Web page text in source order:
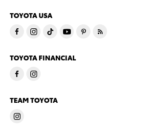
TOYOTA USA
TOYOTA FINANCIAL
TEAM TOYOTA